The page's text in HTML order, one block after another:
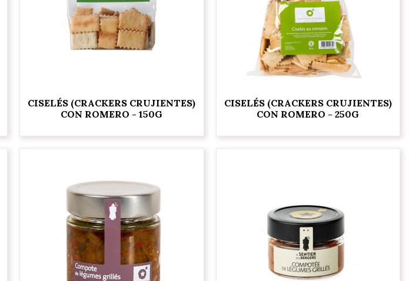
CISELÉS (CRACKERS CRUJIENTES)
CON ROMERO - 150G
CISELÉS (CRACKERS CRUJIENTES)
CON ROMERO - 250G